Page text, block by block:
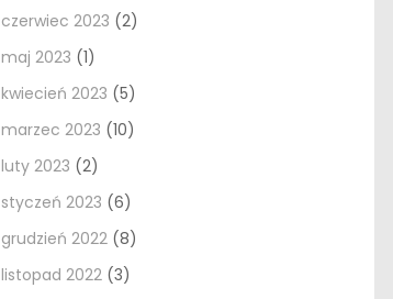
czerwiec 2023 (2)
maj 2023 (1)
kwiecień 2023 (5)
marzec 2023 (10)
luty 2023 (2)
styczeń 2023 (6)
grudzień 2022 (8)
listopad 2022 (3)